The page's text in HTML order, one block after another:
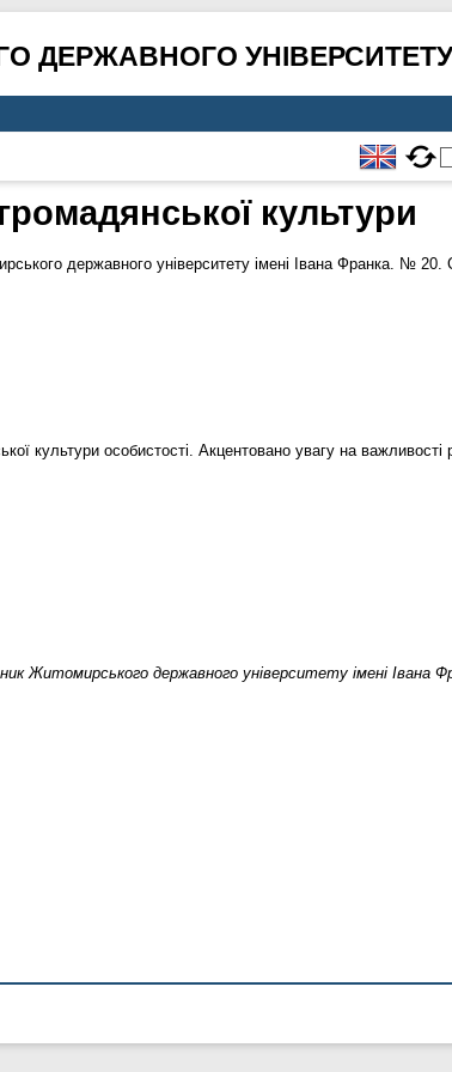
ДЕРЖАВНОГО УНІВЕРСИТЕТУ
культури
державного університету імені Івана Франка. № 20.
культури особистості. Акцентовано увагу на важливості
Житомирського державного університету імені Івана